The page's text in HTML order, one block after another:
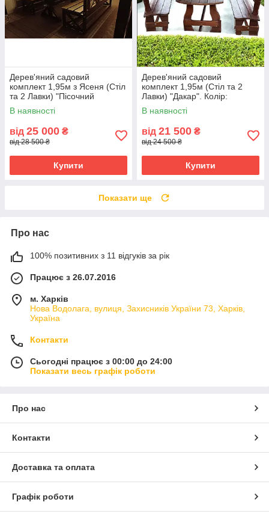
Дерев'яний садовий
комплект 1,95м з Ясеня (Стіл
та 2 Лавки) "Пісочний
годинник". Колір: Льняна олія
В наявності
від 25 000 ₴
від 28 500 ₴
Купити
Дерев'яний садовий
комплект 1,95м (Стіл та 2
Лавки) "Дакар". Колір:
Палісандр
В наявності
від 21 500 ₴
від 24 500 ₴
Купити
Показати ще
Про нас
100% позитивних з 11 відгуків за рік
Працює з 26.07.2016
м. Харків
Нова Водолага, вулиця, Захисників України 73, Харків,
Україна
Контакти
Сьогодні працює з 00:00 до 24:00
Показати весь графік роботи
Про нас
Контакти
Доставка та оплата
Графік роботи